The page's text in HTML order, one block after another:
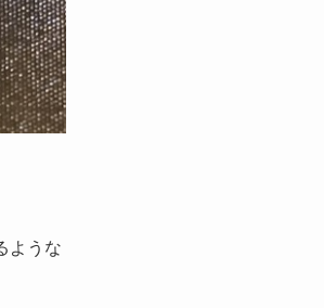
ような